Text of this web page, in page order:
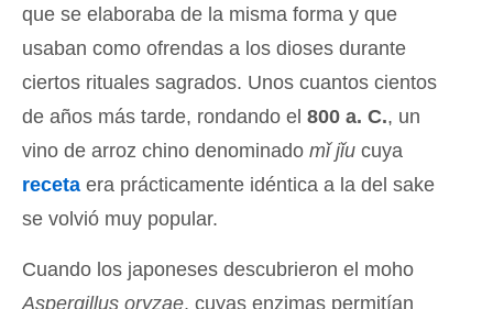
que se elaboraba de la misma forma y que
usaban como ofrendas a los dioses durante
ciertos rituales sagrados. Unos cuantos cientos
de años más tarde, rondando el 800 a. C., un
vino de arroz chino denominado mǐ jǐu cuya
receta era prácticamente idéntica a la del sake
se volvió muy popular.
Cuando los japoneses descubrieron el moho
Aspergillus oryzae, cuyas enzimas permitían